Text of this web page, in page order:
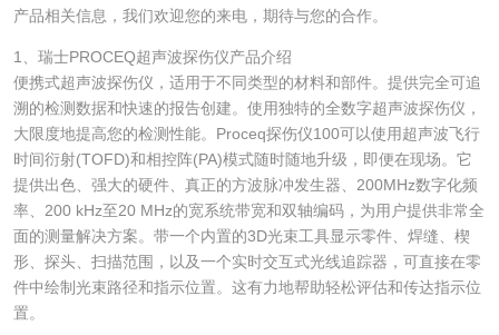
产品相关信息，我们欢迎您的来电，期待与您的合作。
1、瑞士PROCEQ超声波探伤仪产品介绍
便携式超声波探伤仪，适用于不同类型的材料和部件。提供完全可追
溯的检测数据和快速的报告创建。使用独特的全数字超声波探伤仪，
大限度地提高您的检测性能。Proceq探伤仪100可以使用超声波飞行
时间衍射(TOFD)和相控阵(PA)模式随时随地升级，即便在现场。它
提供出色、强大的硬件、真正的方波脉冲发生器、200MHz数字化频
率、200 kHz至20 MHz的宽系统带宽和双轴编码，为用户提供非常全
面的测量解决方案。带一个内置的3D光束工具显示零件、焊缝、楔
形、探头、扫描范围，以及一个实时交互式光线追踪器，可直接在零
件中绘制光束路径和指示位置。这有力地帮助轻松评估和传达指示位
置。